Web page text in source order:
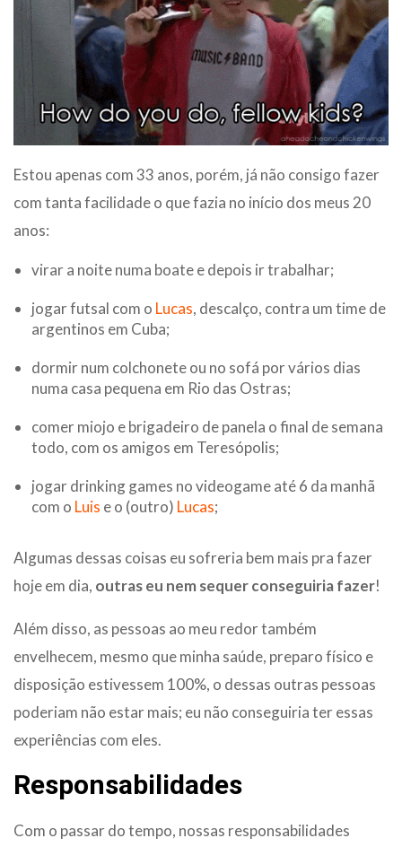
Estou apenas com 33 anos, porém, já não consigo fazer
com tanta facilidade o que fazia no início dos meus 20
anos:
virar a noite numa boate e depois ir trabalhar;
jogar futsal com o Lucas, descalço, contra um time de
argentinos em Cuba;
dormir num colchonete ou no sofá por vários dias
numa casa pequena em Rio das Ostras;
comer miojo e brigadeiro de panela o final de semana
todo, com os amigos em Teresópolis;
jogar drinking games no videogame até 6 da manhã
com o Luis e o (outro) Lucas;
Algumas dessas coisas eu sofreria bem mais pra fazer
hoje em dia, outras eu nem sequer conseguiria fazer!
Além disso, as pessoas ao meu redor também
envelhecem, mesmo que minha saúde, preparo físico e
disposição estivessem 100%, o dessas outras pessoas
poderiam não estar mais; eu não conseguiria ter essas
experiências com eles.
Responsabilidades
Com o passar do tempo, nossas responsabilidades